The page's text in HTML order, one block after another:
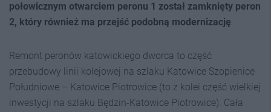
połowicznym otwarciem peronu 1 został zamknięty peron
2, który również ma przejść podobną modernizację.
Remont peronów katowickiego dworca to część
przebudowy linii kolejowej na szlaku Katowice Szopienice
Południowe – Katowice Piotrowice (to z kolei część wielkiej
inwestycji na szlaku Będzin-Katowice Piotrowice). Cała